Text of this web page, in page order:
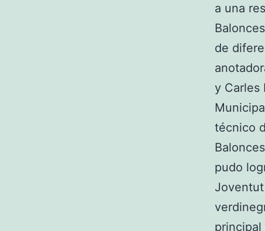
a una
de
y Carles
técnico
pudo